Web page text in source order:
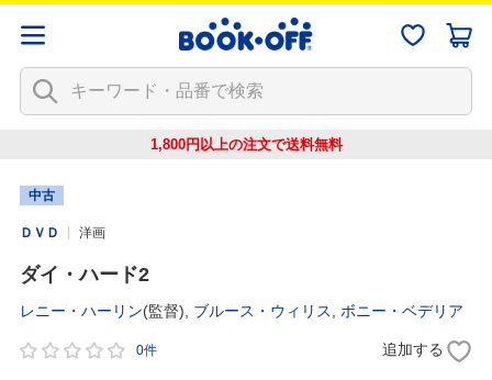
1,800円以上の注文で送料無料
中古
ＤＶＤ 洋画
ダイ・ハード2
レニー・ハーリン(監督), ブルース・ウィリス ボニー・ベデリア
0件 追加する